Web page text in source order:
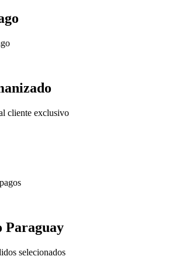
cliente exclusivo
Paraguay
selecionados